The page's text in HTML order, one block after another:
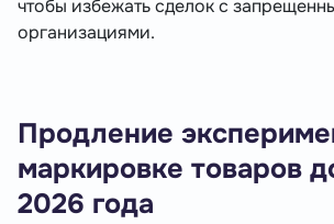
чтобы избежать сделок с
организациями.
Продление
маркировке товаров
2026 года